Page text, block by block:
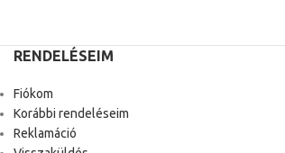
RENDELÉSEIM
Fiókom
Korábbi rendeléseim
Reklamáció